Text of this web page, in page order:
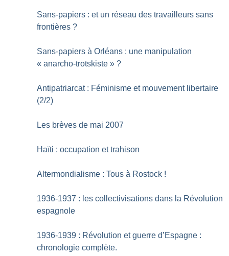
Sans-papiers : et un réseau des travailleurs sans
frontières ?
Sans-papiers à Orléans : une manipulation
« anarcho-trotskiste » ?
Antipatriarcat : Féminisme et mouvement libertaire
(2/2)
Les brèves de mai 2007
Haïti : occupation et trahison
Altermondialisme : Tous à Rostock !
1936-1937 : les collectivisations dans la Révolution
espagnole
1936-1939 : Révolution et guerre d’Espagne :
chronologie complète.